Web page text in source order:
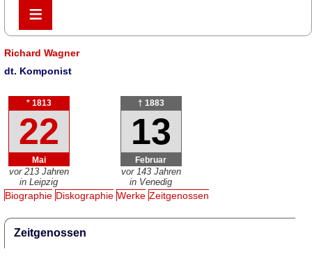
≡
≡
Richard Wagner
dt. Komponist
* 1813
22
Mai
vor 213 Jahren
in Leipzig
† 1883
13
Februar
vor 143 Jahren
in Venedig
Biographie Diskographie Werke Zeitgenossen
Zeitgenossen